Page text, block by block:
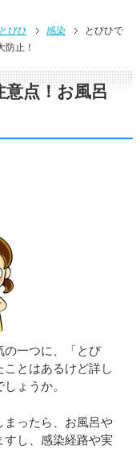
とびひ 感染
とびひで
防止！
点！お風呂
の一つに、「とび
とはあるけど詳し
ょうか。
まったら、お風呂や
し、感染経路や実